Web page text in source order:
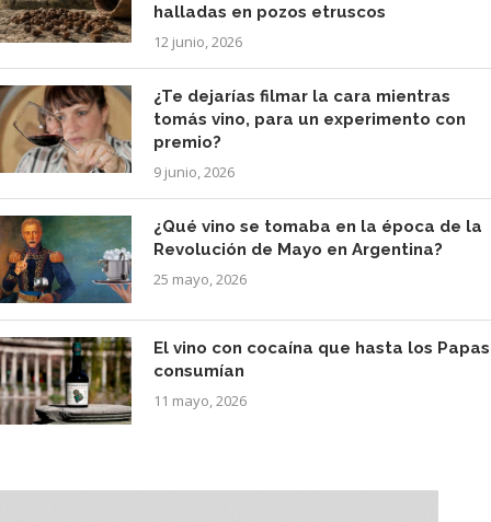
halladas en pozos etruscos
12 junio, 2026
¿Te dejarías filmar la cara mientras
tomás vino, para un experimento con
premio?
9 junio, 2026
¿Qué vino se tomaba en la época de la
Revolución de Mayo en Argentina?
25 mayo, 2026
El vino con cocaína que hasta los Papas
consumían
11 mayo, 2026